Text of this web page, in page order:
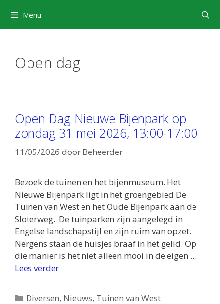
naar
de
Menu
Open dag
Open Dag Nieuwe Bijenpark op
zondag 31 mei 2026, 13:00-17:00
11/05/2026 door Beheerder
Bezoek de tuinen en het bijenmuseum. Het
Nieuwe Bijenpark ligt in het groengebied De
Tuinen van West en het Oude Bijenpark aan de
Sloterweg. De tuinparken zijn aangelegd in
Engelse landschapstijl en zijn ruim van opzet.
Nergens staan de huisjes braaf in het gelid. Op
die manier is het niet alleen mooi in de eigen …
Lees verder
Categorieën
Diversen, Nieuws, Tuinen van West